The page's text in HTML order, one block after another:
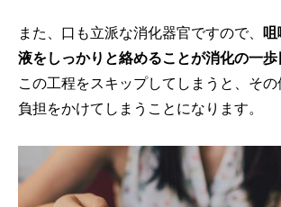
また、口も立派な消化器官ですので、 咀
液をしっかりと絡めることが消化の一歩
この工程をスキップしてしまうと、そ
負担をかけてしまうことになります。